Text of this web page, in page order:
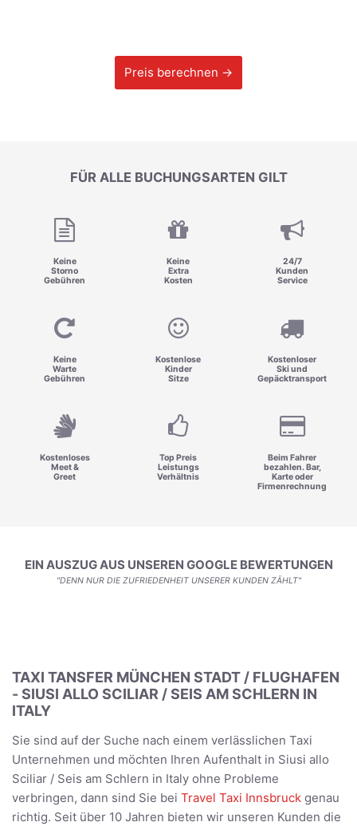
Preis berechnen →
FÜR ALLE BUCHUNGSARTEN GILT
Keine
Storno
Gebühren
Keine
Extra
Kosten
24/7
Kunden
Service
Keine
Warte
Gebühren
Kostenlose
Kinder
Sitze
Kostenloser
Ski und
Gepäcktransport
Kostenloses
Meet &
Greet
Top Preis
Leistungs
Verhältnis
Beim Fahrer
bezahlen. Bar,
Karte oder
Firmenrechnung
EIN AUSZUG AUS UNSEREN GOOGLE BEWERTUNGEN
"DENN NUR DIE ZUFRIEDENHEIT UNSERER KUNDEN ZÄHLT"
TAXI TANSFER MÜNCHEN STADT / FLUGHAFEN
- SIUSI ALLO SCILIAR / SEIS AM SCHLERN IN
ITALY
Sie sind auf der Suche nach einem verlässlichen Taxi
Unternehmen und möchten Ihren Aufenthalt in Siusi allo
Sciliar / Seis am Schlern in Italy ohne Probleme
verbringen, dann sind Sie bei Travel Taxi Innsbruck genau
richtig. Seit über 10 Jahren bieten wir unseren Kunden die